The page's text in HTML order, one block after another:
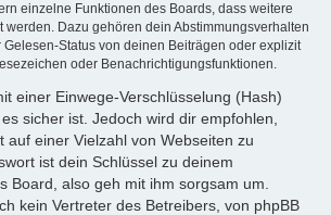
einzelne Funktionen des Boards, dass weitere
werden. Dazu gehören dein Abstimmungsverhalten
Gelesen-Status von deinen Beiträgen oder explizit
oder Benachrichtigungsfunktionen.
einer Einwege-Verschlüsselung (Hash)
sicher ist. Jedoch wird dir empfohlen,
auf einer Vielzahl von Webseiten zu
ist dein Schlüssel zu deinem
Board, also geh mit ihm sorgsam um.
kein Vertreter des Betreibers, von phpBB